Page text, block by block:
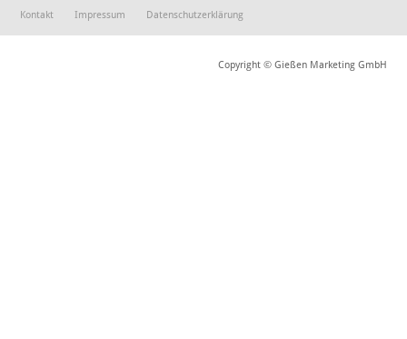
Kontakt Impressum Datenschutzerklärung
Copyright © Gießen Marketing GmbH